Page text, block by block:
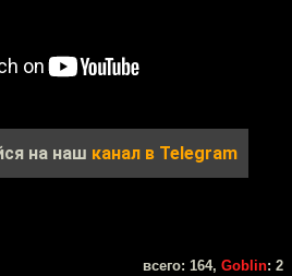
на наш канал в Telegram
всего: 164, Goblin: 2